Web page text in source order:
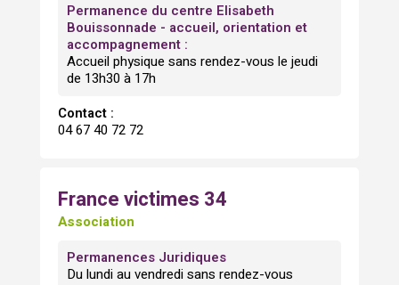
Permanence du centre Elisabeth
Bouissonnade - accueil, orientation et
accompagnement :
Accueil physique sans rendez-vous le jeudi
de 13h30 à 17h
Contact :
04 67 40 72 72
France victimes 34
Association
Permanences Juridiques
Du lundi au vendredi sans rendez-vous